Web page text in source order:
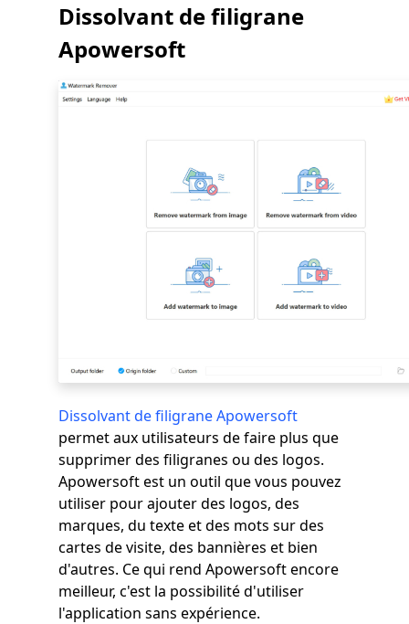
Dissolvant de filigrane
Apowersoft
Dissolvant de filigrane Apowersoft
permet aux utilisateurs de faire plus que
supprimer des filigranes ou des logos.
Apowersoft est un outil que vous pouvez
utiliser pour ajouter des logos, des
marques, du texte et des mots sur des
cartes de visite, des bannières et bien
d'autres. Ce qui rend Apowersoft encore
meilleur, c'est la possibilité d'utiliser
l'application sans expérience.